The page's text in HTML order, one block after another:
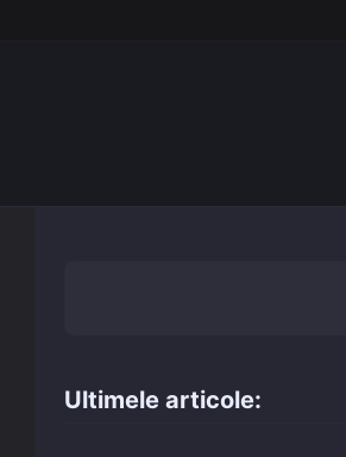
Ultimele articole: